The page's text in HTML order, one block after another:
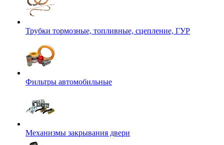
Трубки тормозные, топливные, сцепление, ГУР
Фильтры автомобильные
Механизмы закрывания двери